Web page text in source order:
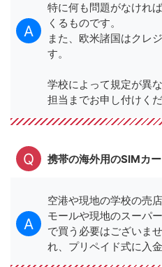
特に何も問題がなけれ
くるものです。
また、欧米諸国はクレ
す。
学校によって規定が異
担当までお申し付けくだ
携帯の海外用のSIMカ
空港や現地の学校の売
モールや現地のスーパ
で買う必要はございま
れ、プリペイド式に入